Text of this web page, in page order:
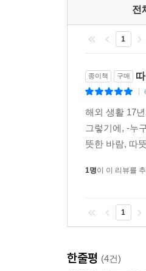
전
1
종이책 구매
해외 생활 17
그렇기에, -누
뜻한 바람, 따
1명이 이 리뷰를
1
한줄평 (4건)